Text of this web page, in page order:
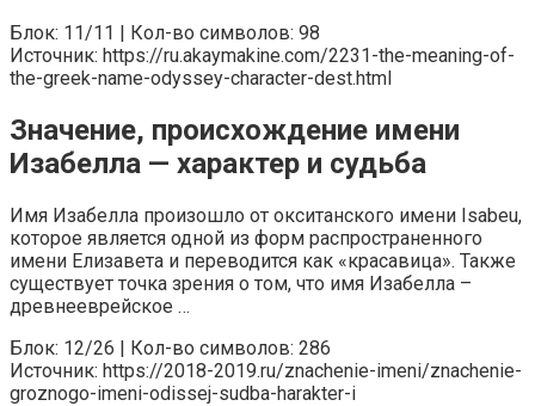
Блок: 11/11 | Кол-во символов: 98
Источник: https://ru.akaymakine.com/2231-the-meaning-of-
the-greek-name-odyssey-character-dest.html
Значение, происхождение имени
Изабелла — характер и судьба
Имя Изабелла произошло от окситанского имени Isabeu,
которое является одной из форм распространенного
имени Елизавета и переводится как «красавица». Также
существует точка зрения о том, что имя Изабелла –
древнееврейское …
Блок: 12/26 | Кол-во символов: 286
Источник: https://2018-2019.ru/znachenie-imeni/znachenie-
groznogo-imeni-odissej-sudba-harakter-i